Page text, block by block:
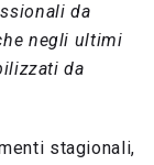
da
negli ultimi
da
stagionali,